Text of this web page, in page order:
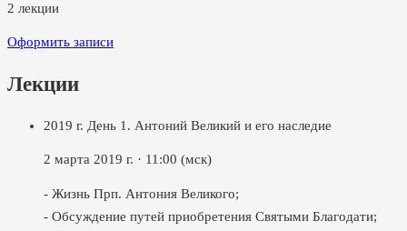
2 лекции
Оформить записи
Лекции
2019 г. День 1. Антоний Великий и его наследие
2 марта 2019 г. · 11:00 (мск)
- Жизнь Прп. Антония Великого;
- Обсуждение путей приобретения Святыми Благодати;